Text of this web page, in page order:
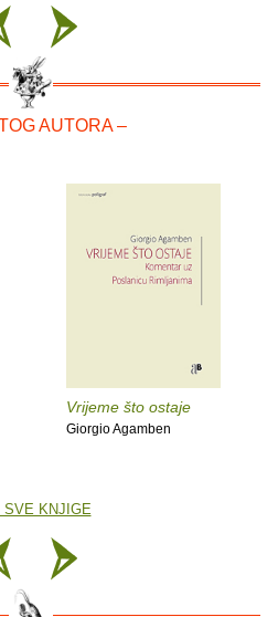
AUTORA –
Vrijeme što ostaje
Giorgio Agamben
SVE KNJIGE